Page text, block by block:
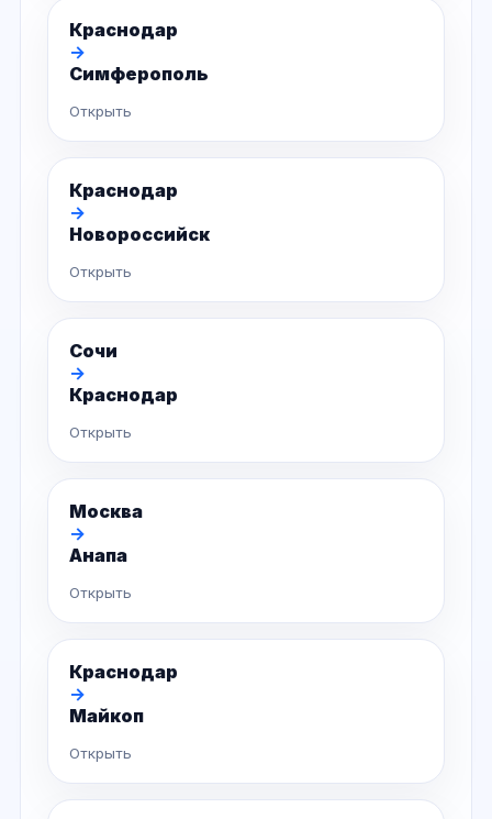
Краснодар
→
Симферополь
Открыть
Краснодар
→
Новороссийск
Открыть
Сочи
→
Краснодар
Открыть
Москва
→
Анапа
Открыть
Краснодар
→
Майкоп
Открыть